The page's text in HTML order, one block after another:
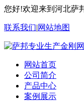
您好!欢迎来到河北萨
联系我们|网站地图
网站首页
公司简介
产品中心
案例展示